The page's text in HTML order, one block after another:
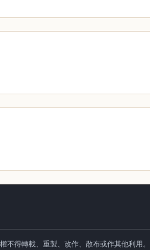
得轉載、重製、改作、散布或作其他利用。